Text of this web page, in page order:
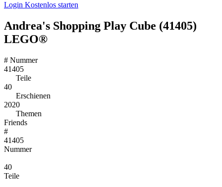
Login Kostenlos starten
Andrea's Shopping Play Cube (41405)
LEGO®
# Nummer
41405
Teile
40
Erschienen
2020
Themen
Friends
#
41405
Nummer
40
Teile